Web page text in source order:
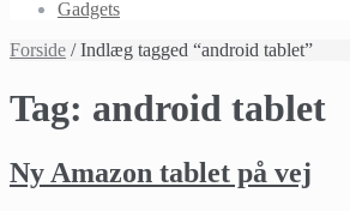
Gadgets
Forside / Indlæg tagged “android tablet”
Tag: android tablet
Ny Amazon tablet på vej